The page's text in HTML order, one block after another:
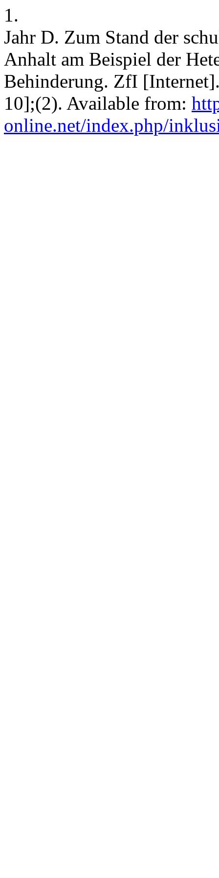
1.
Jahr D. Zum Stand der
Anhalt am Beispiel der
Behinderung. ZfI
10];(2). Available from:
online.net/index.php/